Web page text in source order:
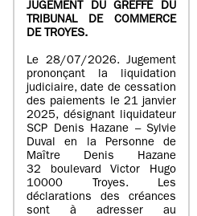
JUGEMENT DU GREFFE DU
TRIBUNAL DE COMMERCE
DE TROYES.
Le 28/07/2026. Jugement
prononçant la liquidation
judiciaire, date de cessation
des paiements le 21 janvier
2025, désignant liquidateur
SCP Denis Hazane – Sylvie
Duval en la Personne de
Maître Denis Hazane
32 boulevard Victor Hugo
10000 Troyes. Les
déclarations des créances
sont à adresser au